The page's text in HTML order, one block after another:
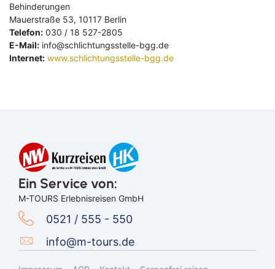
Reiseart
Eigenanreise
Deutschland
Behinderungen
Mauerstraße 53, 10117 Berlin
Telefon: 030 / 18 527-2805
E-Mail: info@schlichtungsstelle-bgg.de
Internet: www.schlichtungsstelle-bgg.de
Ein Service von:
M-TOURS Erlebnisreisen GmbH
0521 / 555 - 550
info@m-tours.de